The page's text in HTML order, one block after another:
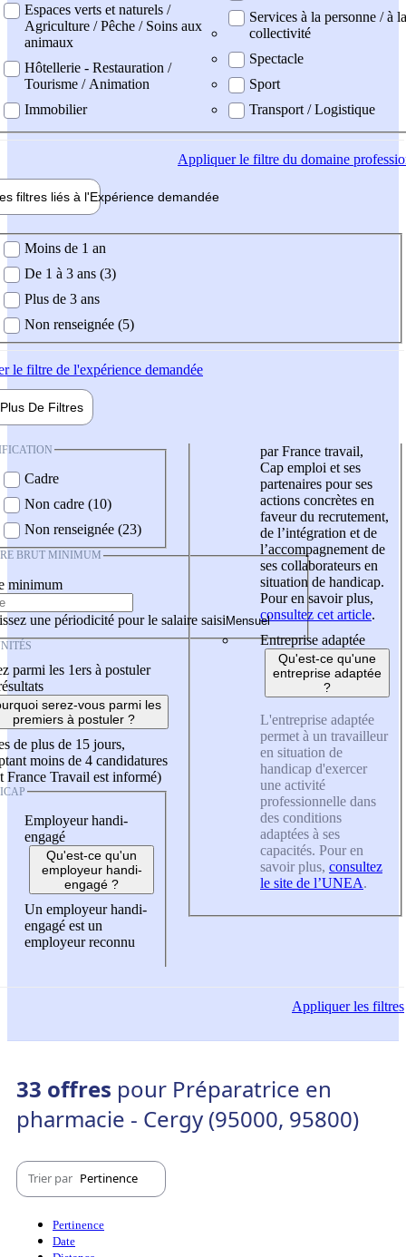
Espaces verts et naturels /
Agriculture / Pêche / Soins aux
animaux
Hôtellerie - Restauration /
Tourisme / Animation
Immobilier
Services à la personne / à la
collectivité
Spectacle
Sport
Transport / Logistique
Appliquerle filtre du domaine
filtres liés à l'Expérience demandée
demandée
Moins de 1 an
De 1 à 3 ans (3)
Plus de 3 ans
Non renseignée (5)
le filtre de l'expérience demandée
Plus De Filtres
Cadre
Non cadre (10)
Non renseignée (23)
BRUT MINIMUM
minimum
une périodicité pour le salaire saisi
parmi les 1ers à postuler
serez-vous parmi les
premiers à postuler ?
de plus de 15 jours,
moins de 4 candidatures
France Travail est informé)
Employeur handi-
engagé
Qu'est-ce qu'un
employeur handi-
engagé ?
Un employeur handi-
engagé est un
employeur reconnu
par France travail,
Cap emploi et ses
partenaires pour ses
actions concrètes en
faveur du recrutement,
de l’intégration et de
l’accompagnement de
ses collaborateurs en
situation de handicap.
Pour en savoir plus,
consultez cet article.
Entreprise adaptée
Qu'est-ce qu'une
entreprise adaptée
?
L'entreprise adaptée
permet à un travailleur
en situation de
handicap d'exercer
une activité
professionnelle dans
des conditions
adaptées à ses
capacités. Pour en
savoir plus, consultez
le site de l’UNEA.
Appliquerles filtres
33 offres pour Préparatrice en
pharmacie - Cergy (95000, 95800)
Trier par Pertinence
Pertinence
Date